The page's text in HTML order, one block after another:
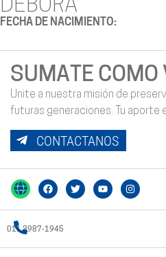
DEBORA
FECHA DE NACIMIENTO:
SUMATE COMO
Unite a nuestra misión de
futuras generaciones. Tu aporte
CONTACTANOS
011 3987-1945